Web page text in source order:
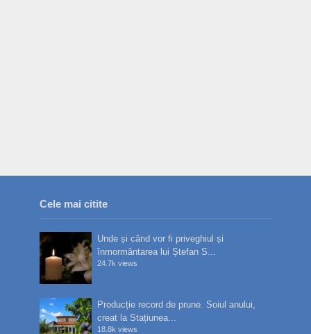
Cele mai citite
Unde și când vor fi priveghiul și
înmormântarea lui Ștefan S...
24.7k views
Producție record de prune. Soiul anului,
creat la Stațiunea...
18.8k views